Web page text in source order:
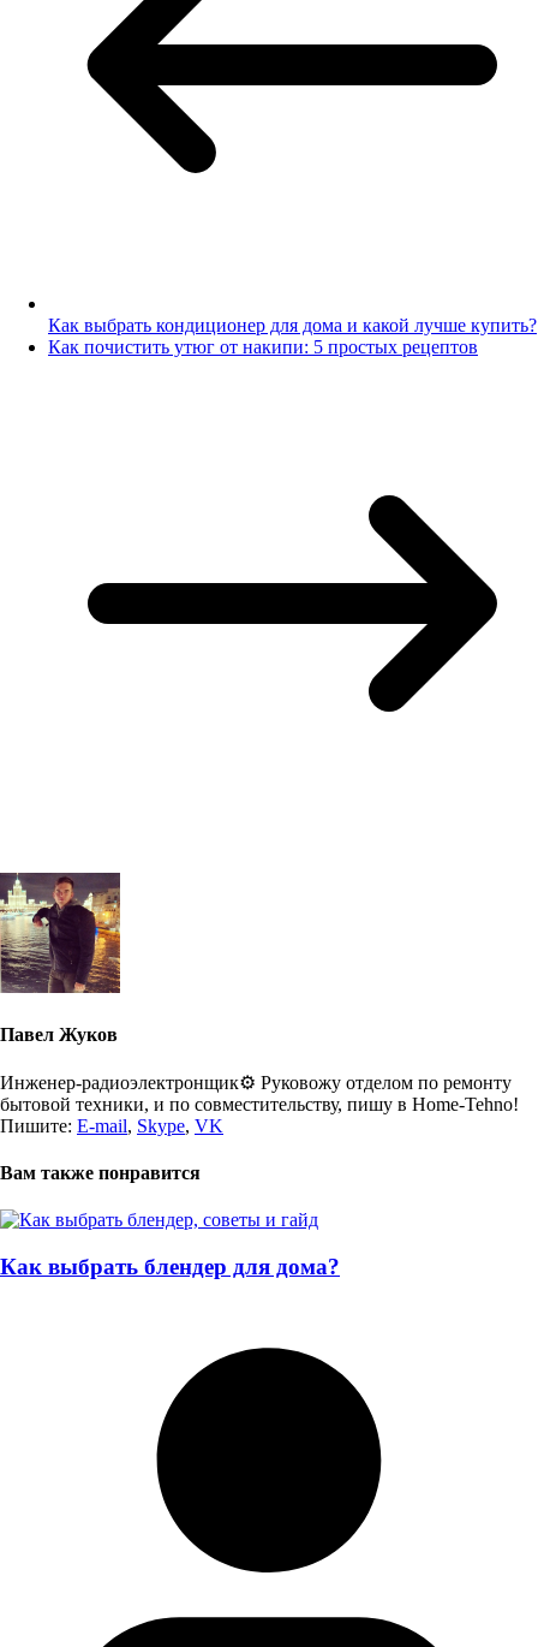
Как выбрать кондиционер для дома и какой лучше купить?
Как почистить утюг от накипи: 5 простых рецептов
Павел Жуков
Инженер-радиоэлектронщик⚙️ Руковожу отделом по ремонту
бытовой техники, и по совместительству, пишу в Home-Tehno!
Пишите: E-mail, Skype, VK
Вам также понравится
Как выбрать блендер для дома?